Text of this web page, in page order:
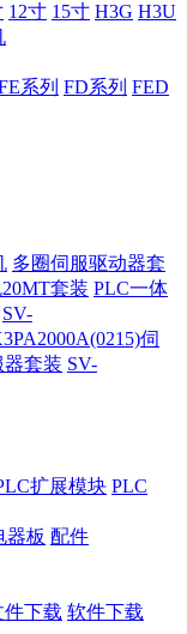
12寸 15寸 H3G H3U
系列 FD系列 FED
多圈伺服驱动器套
套装 PLC一体
SV-
伺
器套装 SV-
扩展模块 PLC
器板 配件
件下载 软件下载